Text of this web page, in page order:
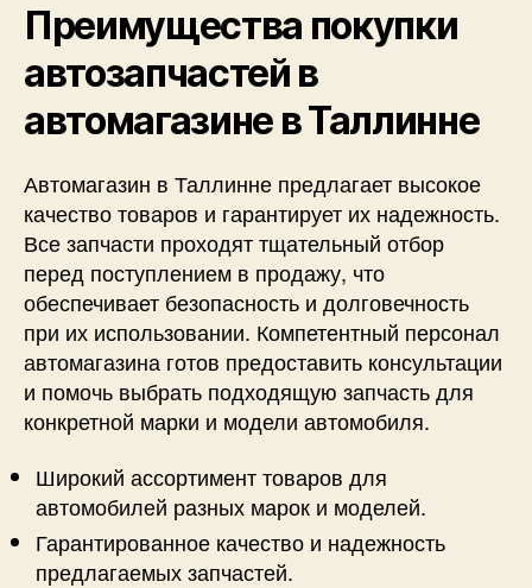
Преимущества покупки
автозапчастей в
автомагазине в Таллинне
Автомагазин в Таллинне предлагает высокое
качество товаров и гарантирует их надежность.
Все запчасти проходят тщательный отбор
перед поступлением в продажу, что
обеспечивает безопасность и долговечность
при их использовании. Компетентный персонал
автомагазина готов предоставить консультации
и помочь выбрать подходящую запчасть для
конкретной марки и модели автомобиля.
Широкий ассортимент товаров для
автомобилей разных марок и моделей.
Гарантированное качество и надежность
предлагаемых запчастей.